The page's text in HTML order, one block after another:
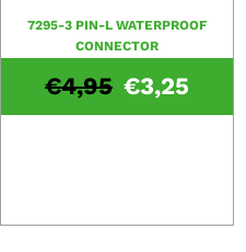
7295-3 PIN-L WATERPROOF
CONNECTOR
€3,25
€4,95